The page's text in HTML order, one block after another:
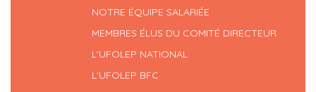
NOTRE ÉQUIPE SALARIÉE
MEMBRES ÉLUS DU COMITÉ DIRECTEUR
L'UFOLEP NATIONAL
L'UFOLEP BFC